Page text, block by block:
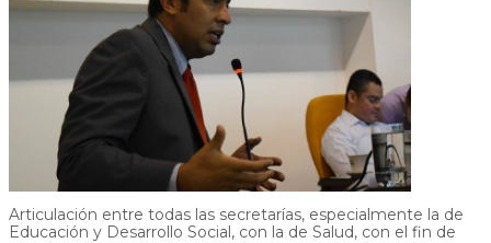
Articulación entre todas las secretarías, especialmente la de
Educación y Desarrollo Social, con la de Salud, con el fin de